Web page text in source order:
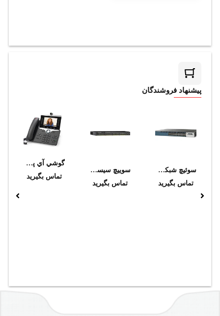
پیشنهاد فروشندگان
سوئیچ شبکه سیسکو مدل WS-C3560X-24P-L
تماس بگیرید
سوييچ سيسکو مدل WS-C2960X-48FPS-L
تماس بگیرید
گوشي آي پي فون تصويري سيسکو CP-8845-3PCC-K9
تماس بگیرید